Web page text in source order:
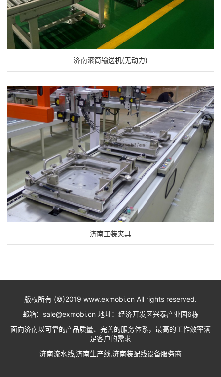
济南滚筒输送机(无动力)
济南工装夹具
版权所有 (©)2019 www.exmobi.cn All rights reserved.
邮箱：sale@exmobi.cn 地址：经济开发区兴泰产业园6栋
面向济南以可靠的产品质量、完善的服务体系，最高的工作效率满
足客户的需求
济南流水线,济南生产线,济南装配线设备服务商